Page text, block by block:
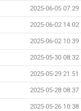
2025-06-05 07:29
2025-06-02 14:02
2025-06-02 10:39
2025-05-30 08:32
2025-05-29 21:51
2025-05-28 08:37
2025-05-26 10:38